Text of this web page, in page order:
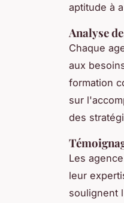
aptitude à
Analyse
Chaque
aux
formation
sur
des
Les
leur
soulignent